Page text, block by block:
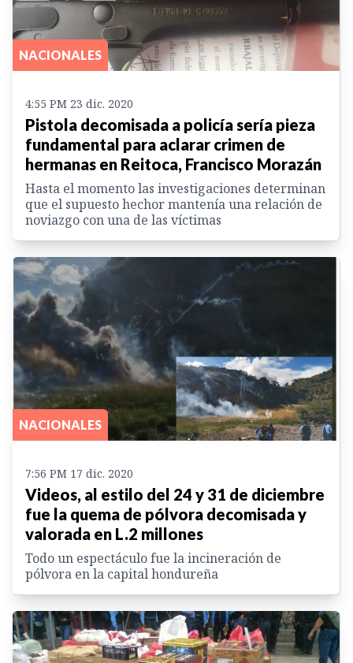
NACIONALES
4:55 PM 23 dic. 2020
Pistola decomisada a policía sería pieza
fundamental para aclarar crimen de
hermanas en Reitoca, Francisco Morazán
Hasta el momento las investigaciones determinan
que el supuesto hechor mantenía una relación de
noviazgo con una de las víctimas
NACIONALES
7:56 PM 17 dic. 2020
Videos, al estilo del 24 y 31 de diciembre
fue la quema de pólvora decomisada y
valorada en L.2 millones
Todo un espectáculo fue la incineración de
pólvora en la capital hondureña